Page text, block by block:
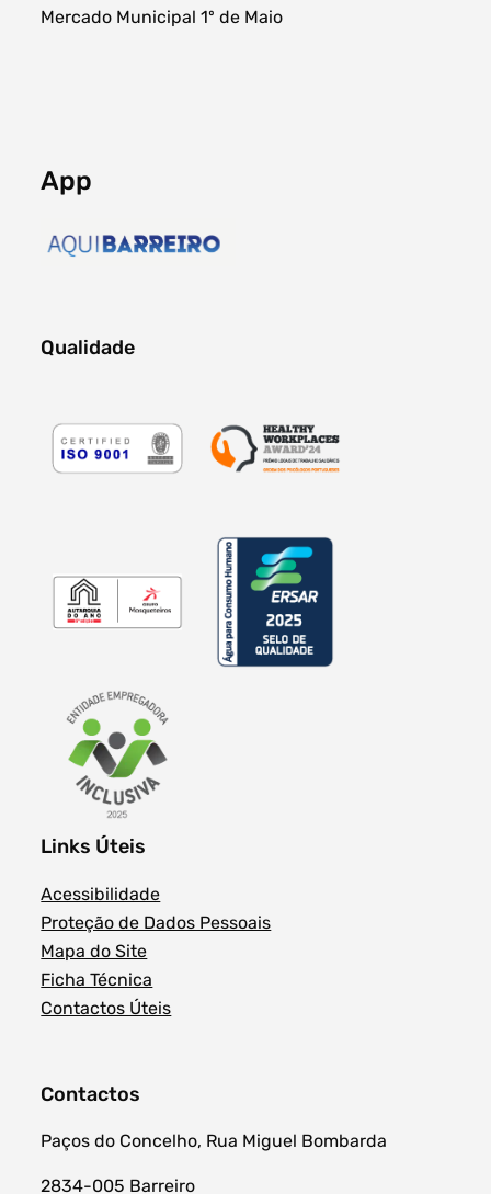
Mercado Municipal 1º de Maio
App
Qualidade
Links Úteis
Acessibilidade
Proteção de Dados Pessoais
Mapa do Site
Ficha Técnica
Contactos Úteis
Contactos
Paços do Concelho, Rua Miguel Bombarda
2834-005 Barreiro